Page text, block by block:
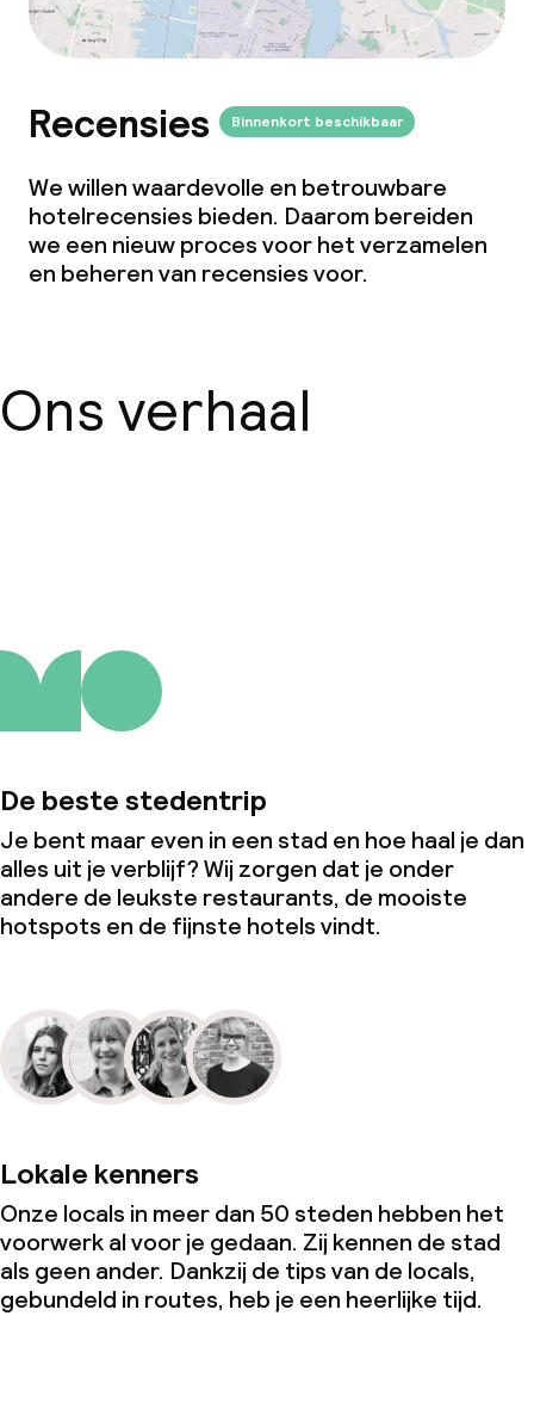
Recensies Binnenkort beschikbaar
We willen waardevolle en betrouwbare
hotelrecensies bieden. Daarom bereiden
we een nieuw proces voor het verzamelen
en beheren van recensies voor.
Ons verhaal
De beste stedentrip
Je bent maar even in een stad en hoe haal je dan
alles uit je verblijf? Wij zorgen dat je onder
andere de leukste restaurants, de mooiste
hotspots en de fijnste hotels vindt.
Lokale kenners
Onze locals in meer dan 50 steden hebben het
voorwerk al voor je gedaan. Zij kennen de stad
als geen ander. Dankzij de tips van de locals,
gebundeld in routes, heb je een heerlijke tijd.